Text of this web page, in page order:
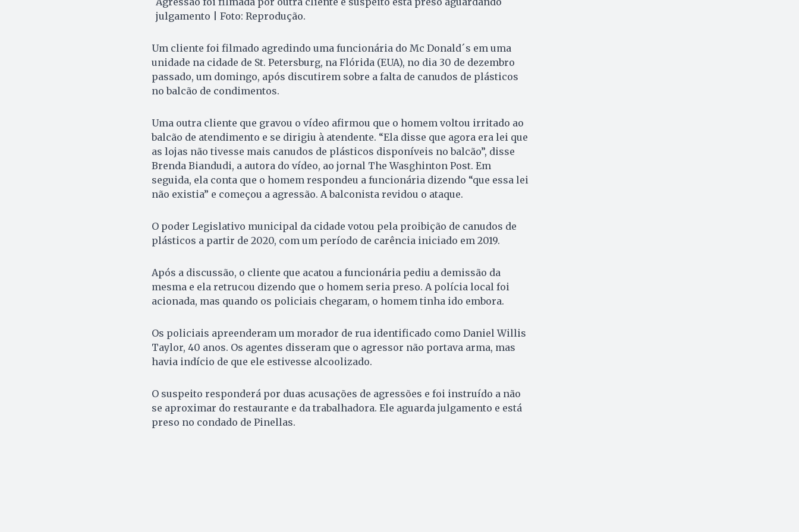
julgamento | Foto: Reprodução.
Um cliente foi filmado agredindo uma funcionária do Mc Donald´s em uma
unidade na cidade de St. Petersburg, na Flórida (EUA), no dia 30 de dezembro
passado, um domingo, após discutirem sobre a falta de canudos de plásticos
no balcão de condimentos.
Uma outra cliente que gravou o vídeo afirmou que o homem voltou irritado ao
balcão de atendimento e se dirigiu à atendente. “Ela disse que agora era lei que
as lojas não tivesse mais canudos de plásticos disponíveis no balcão”, disse
Brenda Biandudi, a autora do vídeo, ao jornal The Wasghinton Post. Em
seguida, ela conta que o homem respondeu a funcionária dizendo “que essa lei
não existia” e começou a agressão. A balconista revidou o ataque.
O poder Legislativo municipal da cidade votou pela proibição de canudos de
plásticos a partir de 2020, com um período de carência iniciado em 2019.
Após a discussão, o cliente que acatou a funcionária pediu a demissão da
mesma e ela retrucou dizendo que o homem seria preso. A polícia local foi
acionada, mas quando os policiais chegaram, o homem tinha ido embora.
Os policiais apreenderam um morador de rua identificado como Daniel Willis
Taylor, 40 anos. Os agentes disseram que o agressor não portava arma, mas
havia indício de que ele estivesse alcoolizado.
O suspeito responderá por duas acusações de agressões e foi instruído a não
se aproximar do restaurante e da trabalhadora. Ele aguarda julgamento e está
preso no condado de Pinellas.